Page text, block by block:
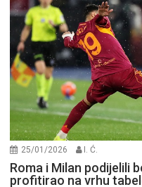
25/01/2026 I. Ć.
Roma i Milan podijelili
profitirao na vrhu